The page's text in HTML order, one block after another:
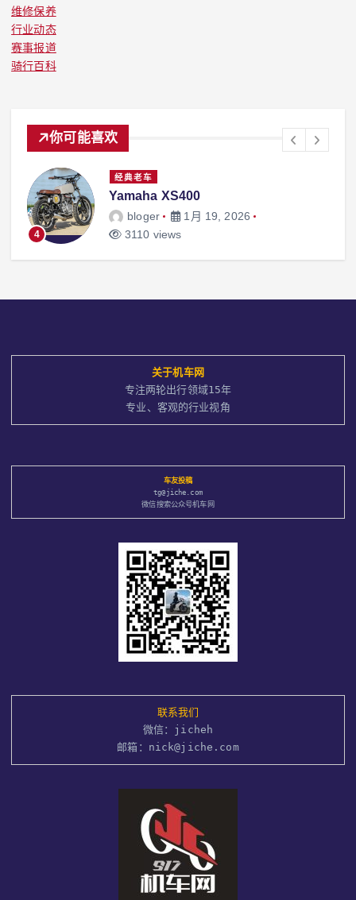
维修保养
行业动态
赛事报道
骑行百科
你可能喜欢
4
经典老车
Yamaha XS400
bloger
1月 19, 2026
3110 views
关于机车网
专注两轮出行领域15年
专业、客观的行业视角
车友投稿
tg@jiche.com
微信搜索公众号机车网
联系我们
微信：jicheh
邮箱：nick@jiche.com